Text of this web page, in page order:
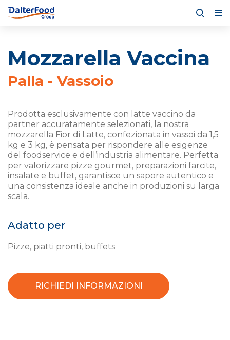
Mozzarella Vaccina
Palla - Vassoio
Prodotta esclusivamente con latte vaccino da
partner accuratamente selezionati, la nostra
mozzarella Fior di Latte, confezionata in vassoi da 1,5
kg e 3 kg, è pensata per rispondere alle esigenze
del foodservice e dell’industria alimentare. Perfetta
per valorizzare pizze gourmet, preparazioni farcite,
insalate e buffet, garantisce un sapore autentico e
una consistenza ideale anche in produzioni su larga
scala.
Adatto per
Pizze, piatti pronti, buffets
RICHIEDI INFORMAZIONI